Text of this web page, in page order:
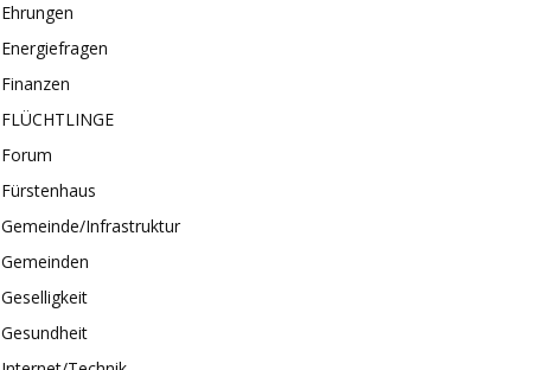
Ehrungen
Energiefragen
Finanzen
FLÜCHTLINGE
Forum
Fürstenhaus
Gemeinde/Infrastruktur
Gemeinden
Geselligkeit
Gesundheit